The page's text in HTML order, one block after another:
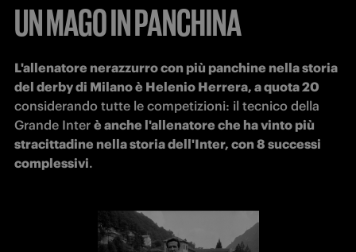
UN MAGO IN PANCHINA
L'allenatore nerazzurro con più panchine nella storia
del derby di Milano è Helenio Herrera, a quota 20
considerando tutte le competizioni: il tecnico della
Grande Inter è anche l'allenatore che ha vinto più
stracittadine nella storia dell'Inter, con 8 successi
complessivi.